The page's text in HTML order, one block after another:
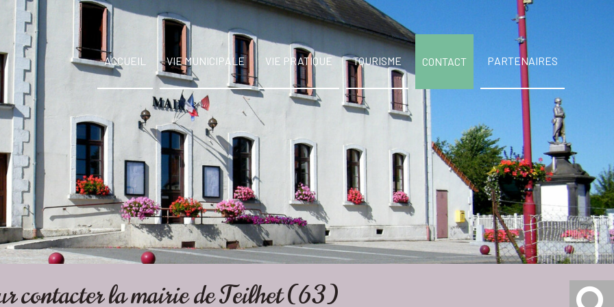
ACCUEIL VIE MUNICIPALE VIE PRATIQUE TOURISME CONTACT PARTENAIRES
contacter la mairie de Teilhet (63)